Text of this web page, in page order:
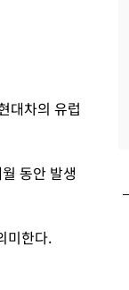
대차의 유럽
동안 발생
미한다.